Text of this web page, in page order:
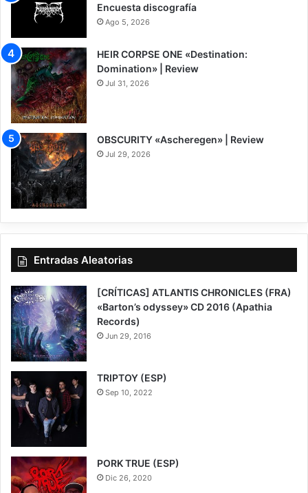
Encuesta discografía
Ago 5, 2026
8
HEIR CORPSE ONE «Destination:
Domination» | Review
Jul 31, 2026
7.5
OBSCURITY «Ascheregen» | Review
Jul 29, 2026
Entradas Aleatorias
[CRÍTICAS] ATLANTIS CHRONICLES (FRA)
«Barton’s odyssey» CD 2016 (Apathia
Records)
Jun 29, 2016
TRIPTOY (ESP)
Sep 10, 2022
PORK TRUE (ESP)
Dic 26, 2020